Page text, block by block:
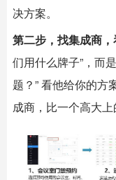
决方案。
第二步，找集成商
们用什么牌子”，而
题？” 看他给你的方
成商，比一个高大上